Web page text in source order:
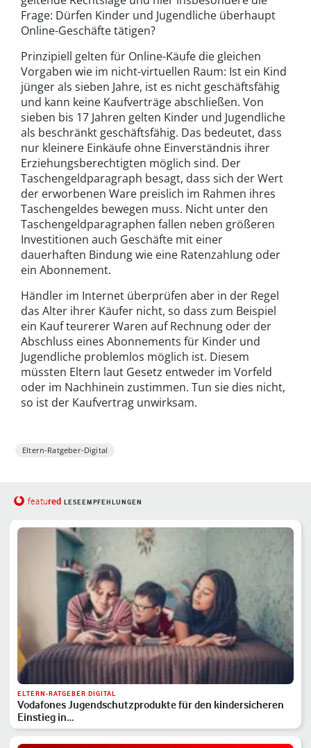
Frage: Dürfen Kinder und Jugendliche überhaupt
Online-Geschäfte tätigen?
Prinzipiell gelten für Online-Käufe die gleichen
Vorgaben wie im nicht-virtuellen Raum: Ist ein Kind
jünger als sieben Jahre, ist es nicht geschäftsfähig
und kann keine Kaufverträge abschließen. Von
sieben bis 17 Jahren gelten Kinder und Jugendliche
als beschränkt geschäftsfähig. Das bedeutet, dass
nur kleinere Einkäufe ohne Einverständnis ihrer
Erziehungsberechtigten möglich sind. Der
Taschengeldparagraph besagt, dass sich der Wert
der erworbenen Ware preislich im Rahmen ihres
Taschengeldes bewegen muss. Nicht unter den
Taschengeldparagraphen fallen neben größeren
Investitionen auch Geschäfte mit einer
dauerhaften Bindung wie eine Ratenzahlung oder
ein Abonnement.
Händler im Internet überprüfen aber in der Regel
das Alter ihrer Käufer nicht, so dass zum Beispiel
ein Kauf teurerer Waren auf Rechnung oder der
Abschluss eines Abonnements für Kinder und
Jugendliche problemlos möglich ist. Diesem
müssten Eltern laut Gesetz entweder im Vorfeld
oder im Nachhinein zustimmen. Tun sie dies nicht,
so ist der Kaufvertrag unwirksam.
Eltern-Ratgeber-Digital
featured LESEEMPFEHLUNGEN
ELTERN-RATGEBER DIGITAL
Vodafones Jugendschutzprodukte für den kindersicheren
Einstieg in…